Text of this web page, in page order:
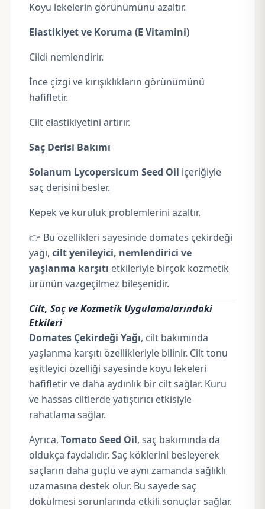
Koyu lekelerin görünümünü azaltır.
Elastikiyet ve Koruma (E Vitamini)
Cildi nemlendirir.
İnce çizgi ve kırışıklıkların görünümünü
hafifletir.
Cilt elastikiyetini artırır.
Saç Derisi Bakımı
Solanum Lycopersicum Seed Oil içeriğiyle
saç derisini besler.
Kepek ve kuruluk problemlerini azaltır.
👉 Bu özellikleri sayesinde domates çekirdeği
yağı, cilt yenileyici, nemlendirici ve
yaşlanma karşıtı etkileriyle birçok kozmetik
ürünün vazgeçilmez bileşenidir.
Cilt, Saç ve Kozmetik Uygulamalarındaki
Etkileri
Domates Çekirdeği Yağı, cilt bakımında
yaşlanma karşıtı özellikleriyle bilinir. Cilt tonu
eşitleyici özelliği sayesinde koyu lekeleri
hafifletir ve daha aydınlık bir cilt sağlar. Kuru
ve hassas ciltlerde yatıştırıcı etkisiyle
rahatlama sağlar.
Ayrıca, Tomato Seed Oil, saç bakımında da
oldukça faydalıdır. Saç köklerini besleyerek
saçların daha güçlü ve aynı zamanda sağlıklı
uzamasına destek olur. Bu sayede saç
dökülmesi sorunlarında etkili sonuçlar sağlar.